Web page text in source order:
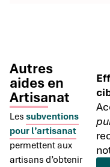
Autres
aides en
Artisanat
Les subventions
pour l’artisanat
permettent aux
artisans d’obtenir